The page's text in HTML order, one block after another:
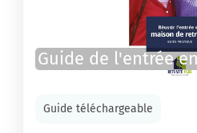
Guide de l'entrée en
Guide téléchargeable